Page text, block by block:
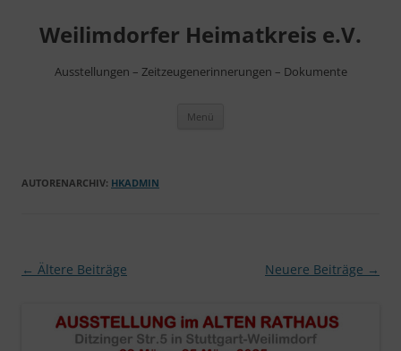
springen
Weilimdorfer Heimatkreis e.V.
Ausstellungen – Zeitzeugenerinnerungen – Dokumente
Menü
AUTORENARCHIV: HKADMIN
Beitragsnavigation
← Ältere Beiträge Neuere Beiträge →